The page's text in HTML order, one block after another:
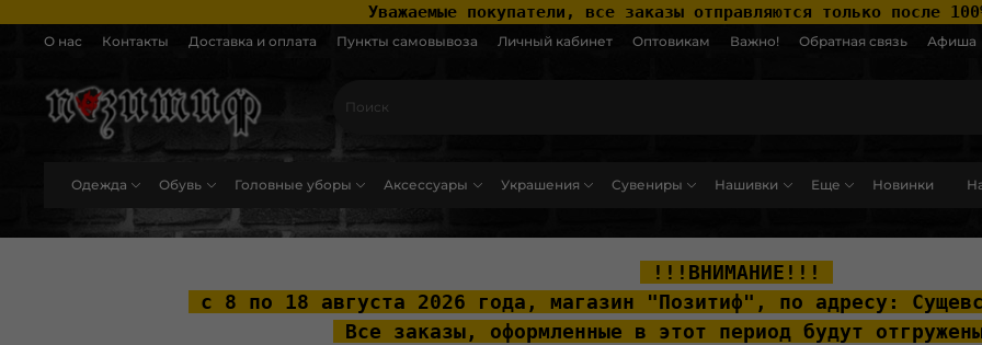
Уважаемые покупатели, все заказы отправляются только после
О нас Контакты Доставка и оплата Пункты самовывоза Личный кабинет Оптовикам Важно! Обратная связь Афиша
Одежда Обувь Головные уборы Аксессуары Украшения Сувениры Нашивки Еще Новинки
!!!ВНИМАНИЕ!!!
с 8 по 18 августа 2026 года, магазин "Позитиф", по адресу:
Все заказы, оформленные в этот период будут